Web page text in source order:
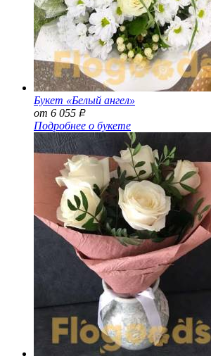
Букет «Белый ангел»
от 6 055 Р
Подробнее о букете